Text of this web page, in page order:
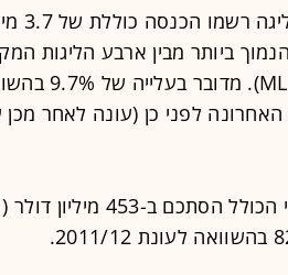
לפני כן (עונה לאחר